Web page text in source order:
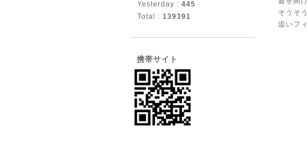
そうそ
追いフ
Yesterday : 445
Total : 139391
携帯サイト